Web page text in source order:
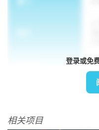
登录或免
相关项目